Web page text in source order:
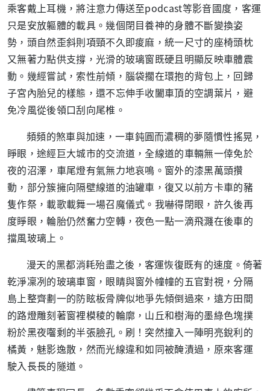
乘客戴上耳機，將注意力傳送至podcast等影音國度，客運
只是安放軀體的載具。幾個閉目養神的身體不斷變換姿
勢，頭自然歪斜則項頸不久即痠麻，統一尺寸的座椅頭枕
又無著力點供支撐，光滑的玻璃窗既硬且明顯反映車體震
動。幾經嘗試，索性前傾，腦袋擱在環抱的背包上，回歸
子宮內胎兒的樣態，還不忘伸手收闔車頂的空調葉片，避
免冷風從後領口刮向尾椎。
頻頻的煞車與加速，一車鈍圓而濃稠的夢隨慣性搖晃，
睜眼，途經巨大城市的交流道，全線道的車輛無一倖免於
夜的沼澤，車尾燈有氣無力地哀鳴。窗外的漆黑萬頭攢
動，部分簇擁向隔壁線道的油罐車，復又以前方卡車的豬
隻作祭，載歌載舞一場召魔儀式。我嚇得閉眼，許久後再
度睜眼，輪胎仍然奮力空轉，夜色一點一滴飛濺在後車的
擋風玻璃上。
漫天的黑都消耗殆盡之後，客運恢復既有的速度。倚著
乾淨凜冽的玻璃車窗，眼睛與窗外幢幢的五官對視，分隔
島上整齊劃一的防眩板骨牌似地爭先傾倒過來，遠方田間
的路燈雕刻著窗裡模稜的輪廓，山丘和樹海的墨綠色塊撲
粉於黑夜囓剩的半張臉孔。刷！突然撞入一陣明亮銳利的
橘黃，魅影逸散，然而光線違和如同被醃漬過，原來客運
駛入長長的隧道。